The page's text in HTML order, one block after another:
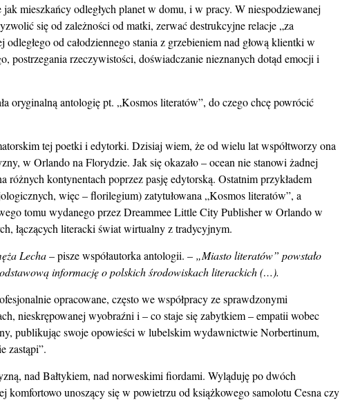
mieszkańcy odległych planet w domu, i w pracy. W niespodziewanej
się od zależności od matki, zerwać destrukcyjne relacje „za
od całodziennego stania z grzebieniem nad głową klientki w
postrzegania rzeczywistości, doświadczanie nieznanych dotąd emocji i
oryginalną antologię pt. „Kosmos literatów”, do czego chcę powrócić
tej poetki i edytorki. Dzisiaj wiem, że od wielu lat współtworzy ona
w Orlando na Florydzie. Jak się okazało – ocean nie stanowi żadnej
kontynentach poprzez pasję edytorską. Ostatnim przykładem
więc – florilegium) zatytułowana „Kosmos literatów”, a
tomu wydanego przez Dreammee Little City Publisher w Orlando w
łączących literacki świat wirtualny z tradycyjnym.
Lecha– pisze współautorka antologii. – „Miasto literatów” powstało
informację o polskich środowiskach literackich (…).
opracowane, często we współpracy ze sprawdzonymi
nieskrępowanej wyobraźni i – co staje się zabytkiem – empatii wobec
publikując swoje opowieści w lubelskim wydawnictwie Norbertinum,
zastąpi”.
nad Bałtykiem, nad norweskimi fiordami. Wyląduję po dwóch
unoszący się w powietrzu od książkowego samolotu Cesna czy